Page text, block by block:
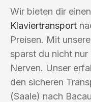
Wir bieten dir
Klaviertransport
Preisen. Mit
sparst du nicht
Nerven. Unser
den sicheren
(Saale) nach